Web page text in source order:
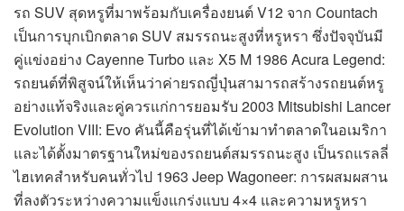
รถ SUV สุดหรูที่มาพร้อมกับเครื่องยนต์ V12 จาก Countach
เป็นการบุกเบิกตลาด SUV สมรรถนะสูงที่หรูหรา ซึ่งปัจจุบันมี
คู่แข่งอย่าง Cayenne Turbo และ X5 M 1986 Acura Legend:
รถยนต์ที่พิสูจน์ให้เห็นว่าค่ายรถญี่ปุ่นสามารถสร้างรถยนต์หรู
อย่างแท้จริงและคู่ควรแก่การยอมรับ 2003 Mitsubishi Lancer
Evolution VIII: Evo คันนี้คือรุ่นที่ได้เข้ามาทำตลาดในอเมริกา
และได้ตั้งมาตรฐานใหม่ของรถยนต์สมรรถนะสูง เป็นรถแรลลี่
ไฮเทคสำหรับคนทั่วไป 1963 Jeep Wagoneer: การผสมผสาน
ที่ลงตัวระหว่างความแข็งแกร่งแบบ 4×4 และความหรูหรา